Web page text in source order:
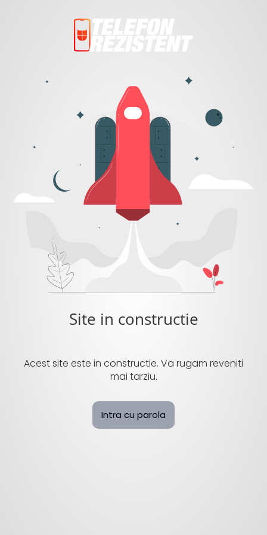
Site in constructie
Acest site este in constructie. Va rugam reveniti
mai tarziu.
Intra cu parola